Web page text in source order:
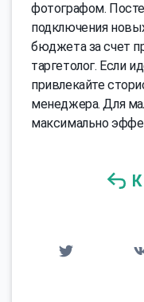
фотографом.
подключения
бюджета за счет
таргетолог. Если
привлекайте
менеджера. Для
максимально